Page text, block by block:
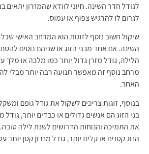
לגודל חדר השינה. חיוני לוודא שהמזרון יתאים
לגרום לו להרגיש צפוף או עמוס.
שיקול חשוב נוסף לזוגות הוא המרחב האישי
השינה. אם אחד מבני הזוג או שניהם נוטים
הלילה, גודל מזרן גדול יותר כמו מלכה או מלך
מרחב נוסף זה מאפשר תנועה רבה יותר מבלי
האחר.
בנוסף, זוגות צריכים לשקול את גודל גופם
בני הזוג הם אנשים גדולים או כבדים יותר, גודל
את התמיכה והנוחות הדרושים לשנת לילה
הזוג קטנים או קלים יותר, גודל מזרון קטן יותר